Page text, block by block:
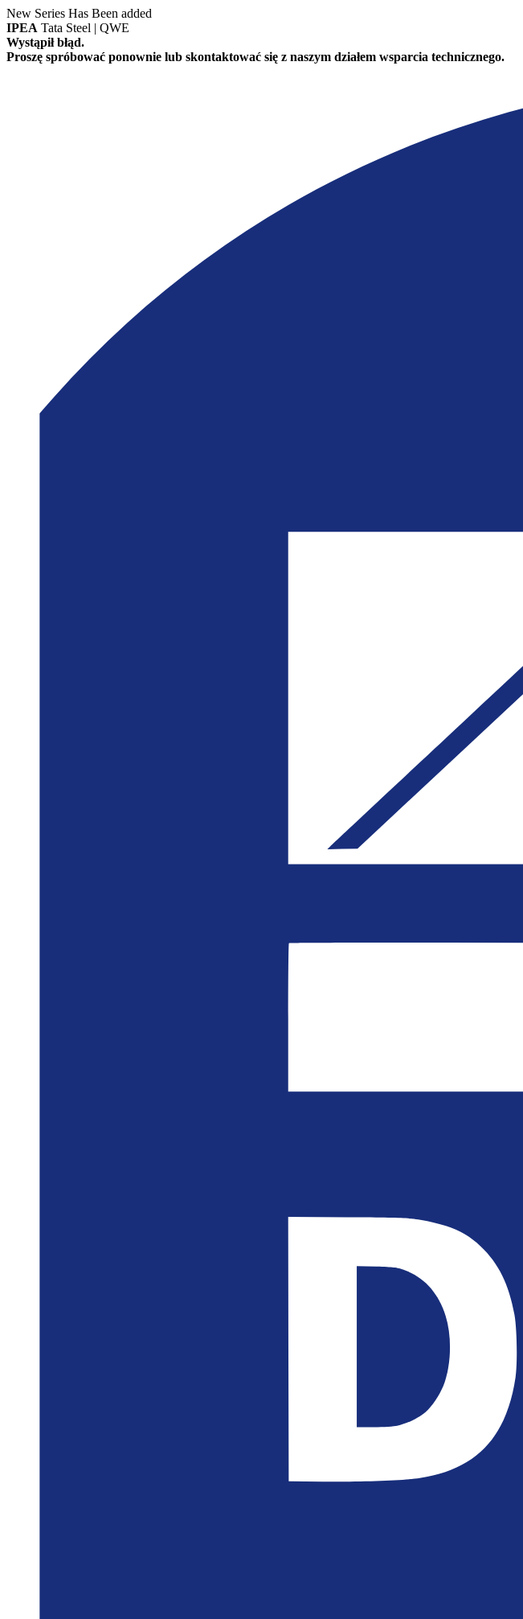
New Series Has Been added
IPEA Tata Steel | QWE
Wystąpił błąd.
Proszę spróbować ponownie lub skontaktować się z naszym działem wsparcia technicznego.